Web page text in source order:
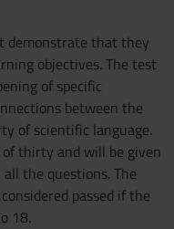
demonstrate that they
objectives. The test
of specific
between the
of scientific language.
thirty and will be given
the questions. The
passed if the
18.